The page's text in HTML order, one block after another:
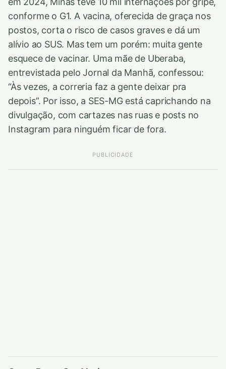
conforme o G1. A vacina, oferecida de graça nos
postos, corta o risco de casos graves e dá um
alívio ao SUS. Mas tem um porém: muita gente
esquece de vacinar. Uma mãe de Uberaba,
entrevistada pelo Jornal da Manhã, confessou:
“Às vezes, a correria faz a gente deixar pra
depois”. Por isso, a SES-MG está caprichando na
divulgação, com cartazes nas ruas e posts no
Instagram para ninguém ficar de fora.
PUBLICIDADE